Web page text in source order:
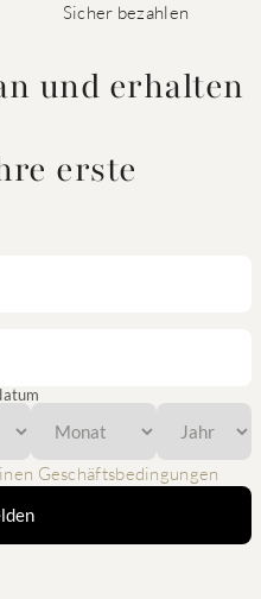
Sicher bezahlen
und erhalten
erste
Geschäftsbedingungen